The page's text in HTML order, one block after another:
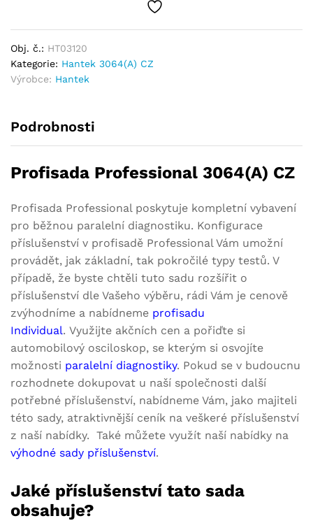
Obj. č.: HT03120
Kategorie: Hantek 3064(A) CZ
Výrobce: Hantek
Podrobnosti
Profisada Professional 3064(A) CZ
Profisada Professional poskytuje kompletní vybavení
pro běžnou paralelní diagnostiku. Konfigurace
příslušenství v profisadě Professional Vám umožní
provádět, jak základní, tak pokročilé typy testů. V
případě, že byste chtěli tuto sadu rozšířit o
příslušenství dle Vašeho výběru, rádi Vám je cenově
zvýhodníme a nabídneme profisadu
Individual. Využijte akčních cen a pořiďte si
automobilový osciloskop, se kterým si osvojíte
možnosti paralelní diagnostiky. Pokud se v budoucnu
rozhodnete dokupovat u naší společnosti další
potřebné příslušenství, nabídneme Vám, jako majiteli
této sady, atraktivnější ceník na veškeré příslušenství
z naší nabídky. Také můžete využít naší nabídky na
výhodné sady příslušenství.
Jaké příslušenství tato sada
obsahuje?